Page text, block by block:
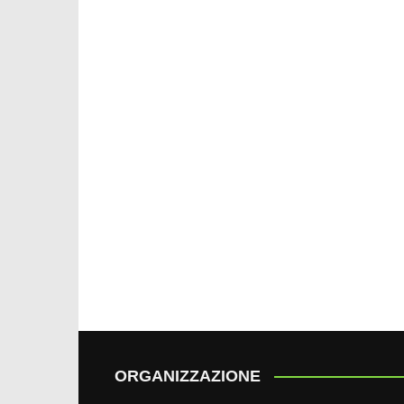
ORGANIZZAZIONE